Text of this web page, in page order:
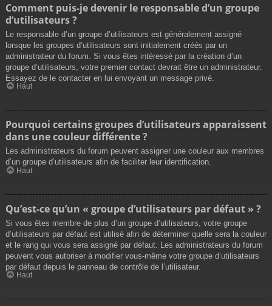
Comment puis-je devenir le responsable d’un groupe
d’utilisateurs ?
Le responsable d’un groupe d’utilisateurs est généralement assigné
lorsque les groupes d’utilisateurs sont initialement créés par un
administrateur du forum. Si vous êtes intéressé par la création d’un
groupe d’utilisateurs, votre premier contact devrait être un administrateur.
Essayez de le contacter en lui envoyant un message privé.
Haut
Pourquoi certains groupes d’utilisateurs apparaissent
dans une couleur différente ?
Les administrateurs du forum peuvent assigner une couleur aux membres
d’un groupe d’utilisateurs afin de faciliter leur identification.
Haut
Qu’est-ce qu’un « groupe d’utilisateurs par défaut » ?
Si vous êtes membre de plus d’un groupe d’utilisateurs, votre groupe
d’utilisateurs par défaut est utilisé afin de déterminer quelle sera la couleur
et le rang qui vous sera assigné par défaut. Les administrateurs du forum
peuvent vous autoriser à modifier vous-même votre groupe d’utilisateurs
par défaut depuis le panneau de contrôle de l’utilisateur.
Haut